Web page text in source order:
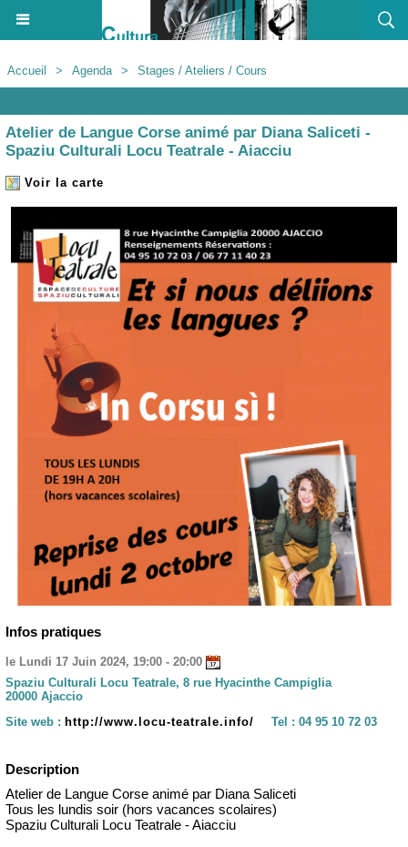
Accueil > Agenda > Stages / Ateliers / Cours
Atelier de Langue Corse animé par Diana Saliceti -
Spaziu Culturali Locu Teatrale - Aiacciu
Voir la carte
Infos pratiques
le Lundi 17 Juin 2024, 19:00 - 20:00
Spaziu Culturali Locu Teatrale, 8 rue Hyacinthe Campiglia
20000 Ajaccio
Site web : http://www.locu-teatrale.info/ Tel : 04 95 10 72 03
Description
Atelier de Langue Corse animé par Diana Saliceti
Tous les lundis soir (hors vacances scolaires)
Spaziu Culturali Locu Teatrale - Aiacciu